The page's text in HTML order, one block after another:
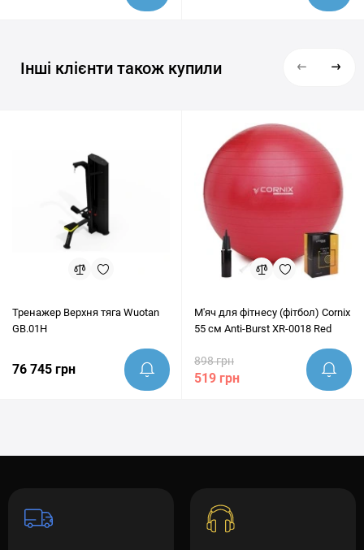
Інші клієнти також купили
Тренажер Верхня тяга Wuotan
GB.01H
76 745 грн
М'яч для фітнесу (фітбол) Cornix
55 см Anti-Burst XR-0018 Red
898 грн
519 грн